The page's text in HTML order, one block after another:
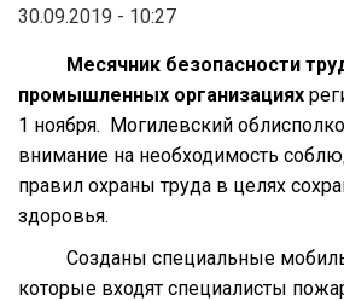
30.09.2019 - 10:27
Месячник безопасности
промышленных организациях
1 ноября. Могилевский
внимание на необходимость
правил охраны труда в целях
здоровья.
Созданы специальные
которые входят специалисты